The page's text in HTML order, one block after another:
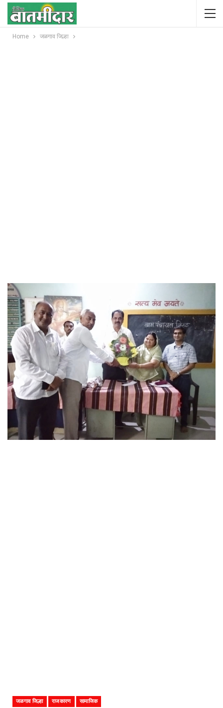
Home जळगाव जिल्हा
जळगाव जिल्हा राजकारण सामाजिक